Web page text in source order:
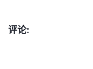
评论: